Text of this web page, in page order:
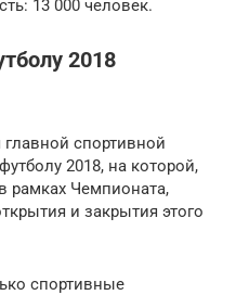
13 000 человек.
2018
спортивной
2018, на которой,
рамках Чемпионата,
и закрытия этого
спортивные